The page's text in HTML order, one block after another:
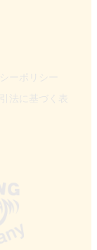
ーポリシー
法に基づく表